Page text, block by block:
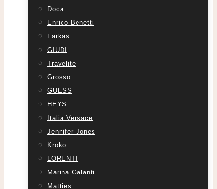
Doca
Enrico Benetti
Farkas
GIUDI
Travelite
Grosso
GUESS
HEYS
Italia Versace
Jennifer Jones
Kroko
LORENTI
Marina Galanti
Matties